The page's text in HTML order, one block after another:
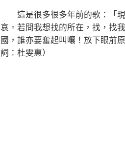
這是很多很多年前的歌：「現
哀。若問我想找的所在，找，找
國，誰亦要奮起叫嚷！放下眼前
詞：杜雯惠）